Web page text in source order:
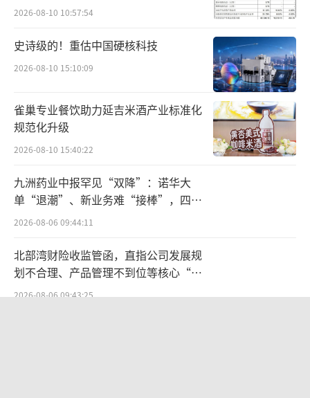
公司自研的通用医疗增强大模型在多个权
威评测中超越了GPT-4，在7月初举办的世界人
工智能大会（WAIC）上首次对外展示了AI健康
重整旗鼓的王小川
对于百川智能来说，发展之路如此顺遂，
离不开王小川此前的积累。
清华本科期间，王小川加入华人青年社区C
收购，王小川由此成为搜狐的一员，此后更是
做出了第三代中文搜索引擎搜狗，并在2005年
成为搜狐当时最年轻的副总裁。
2026-08-10 10:57:54
史诗级的！重估中国硬核科技
2026-08-10 15:10:09
雀巢专业餐饮助力延吉米酒产业标准化
规范化升级
2026-08-10 15:40:22
九洲药业中报罕见“双降”：诺华大
单“退潮”、新业务难“接棒”，四大
难关待闯
2026-08-06 09:44:11
北部湾财险收监管函，直指公司发展规
划不合理、产品管理不到位等核心“痛
点”
2026-08-06 09:43:25